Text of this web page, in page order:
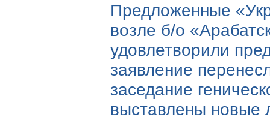
Предложенные
возле б/о
удовлетворили
заявление
заседание
выставлены новые